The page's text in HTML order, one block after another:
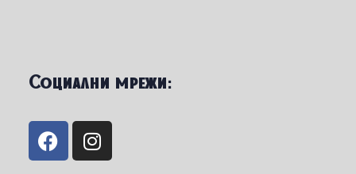
Социални мрежи: